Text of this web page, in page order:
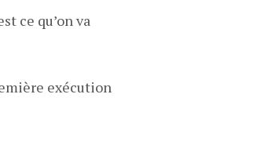
ce qu’on va
exécution